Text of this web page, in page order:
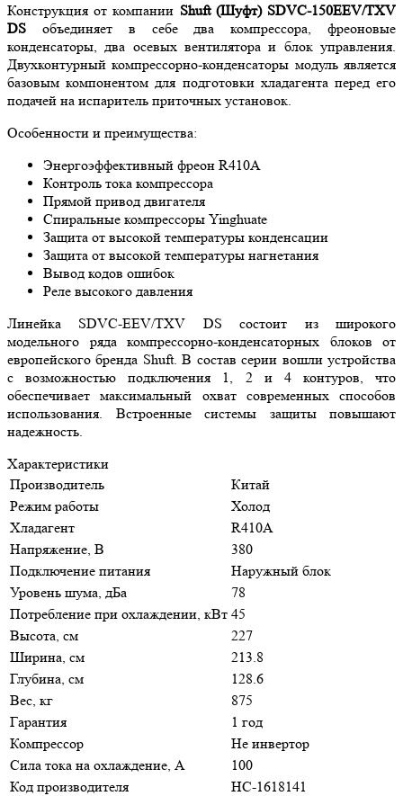
Конструкция от компании Shuft (Шуфт) SDVC-150EEV/TXV
DS объединяет в себе два компрессора, фреоновые
конденсаторы, два осевых вентилятора и блок управления.
Двухконтурный компрессорно-конденсаторы модуль является
базовым компонентом для подготовки хладагента перед его
подачей на испаритель приточных установок.
Особенности и преимущества:
Энергоэффективный фреон R410A
Контроль тока компрессора
Прямой привод двигателя
Спиральные компрессоры Yinghuate
Защита от высокой температуры конденсации
Защита от высокой температуры нагнетания
Вывод кодов ошибок
Реле высокого давления
Линейка SDVC-EEV/TXV DS состоит из широкого
модельного ряда компрессорно-конденсаторных блоков от
европейского бренда Shuft. В состав серии вошли устройства
с возможностью подключения 1, 2 и 4 контуров, что
обеспечивает максимальный охват современных способов
использования. Встроенные системы защиты повышают
надежность.
Характеристики
Производитель
Китай
Режим работы
Холод
Хладагент
R410A
Напряжение, В
380
Подключение питания
Наружный блок
Уровень шума, дБа
78
Потребление при охлаждении, кВт 45
Высота, см
227
Ширина, см
213.8
Глубина, см
128.6
Вес, кг
875
Гарантия
1 год
Компрессор
Не инвертор
Сила тока на охлаждение, А
100
Код производителя
НС-1618141